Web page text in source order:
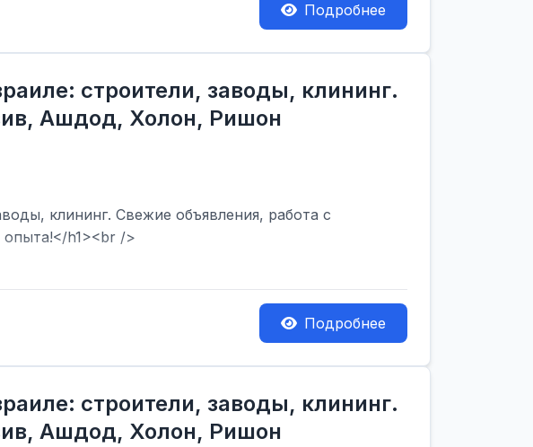
Подробнее
строители, заводы, клининг.
Ашдод, Холон, Ришон
клининг. Свежие объявления, работа с
h1><br />
Подробнее
строители, заводы, клининг.
Ашдод, Холон, Ришон